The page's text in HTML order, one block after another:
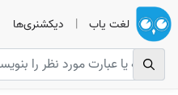
لغت یاب | دیکشنری‌ها